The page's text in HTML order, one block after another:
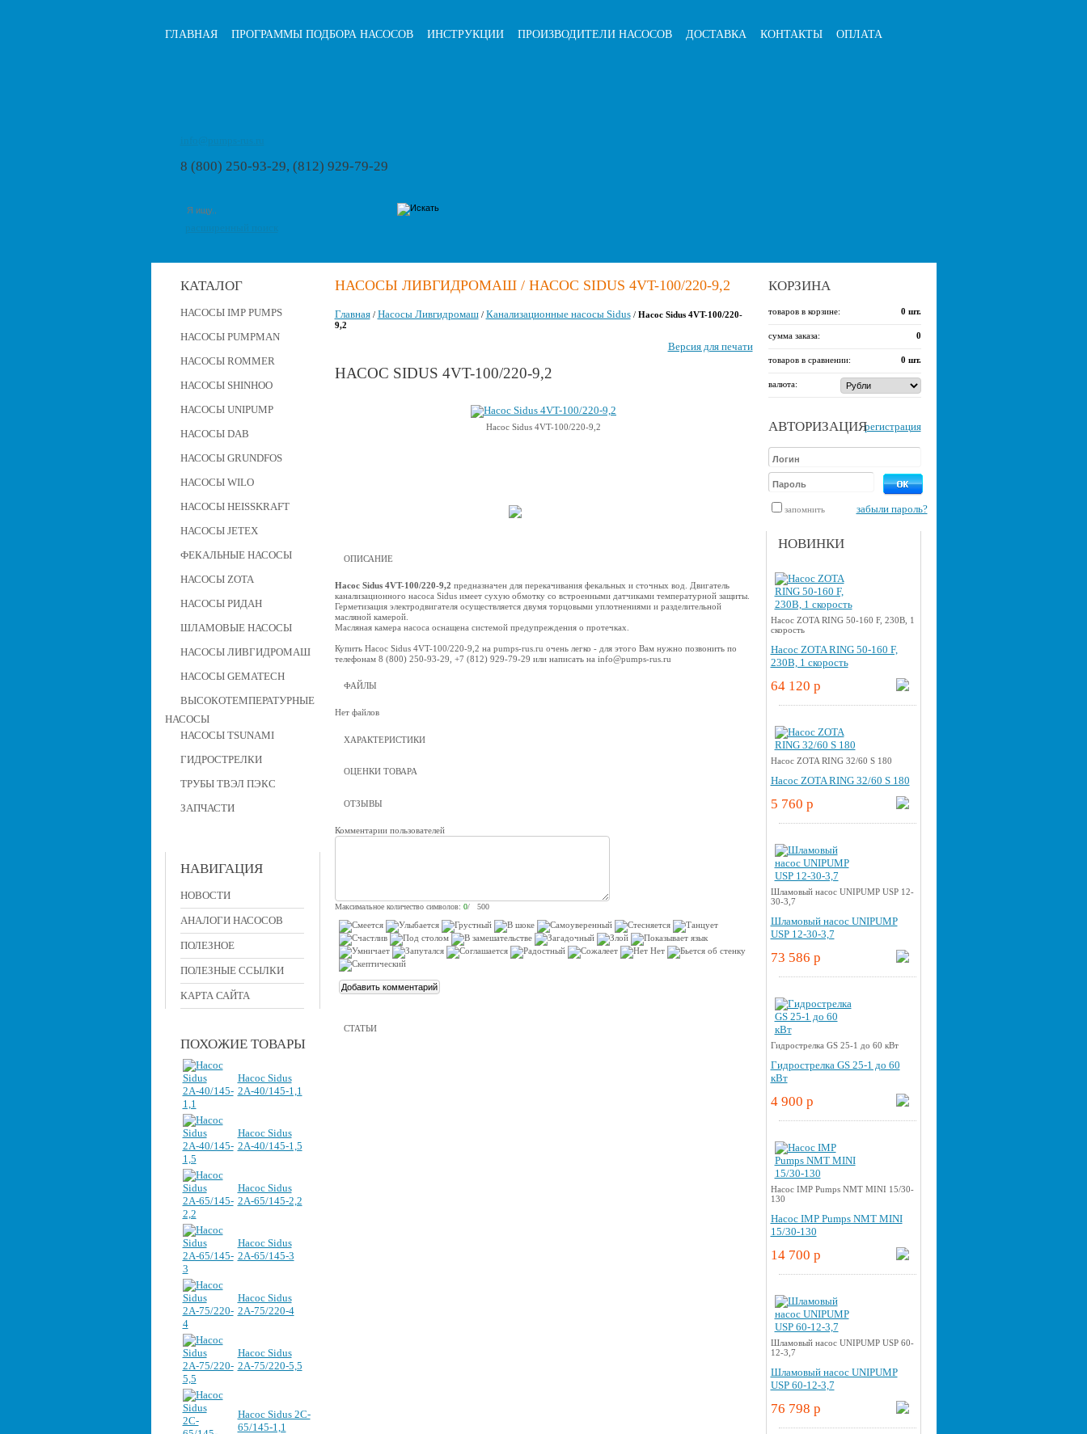
ГЛАВНАЯ ПРОГРАММЫ ПОДБОРА НАСОСОВ ИНСТРУКЦИИ ПРОИЗВОДИТЕЛИ НАСОСОВ ДОСТАВКА КОНТАКТЫ ОПЛАТА
8 (800) 250-93-29, (812) 929-79-29
КАТАЛОГ
НАСОСЫ IMP PUMPS
НАСОСЫ PUMPMAN
НАСОСЫ ROMMER
НАСОСЫ SHINHOO
НАСОСЫ UNIPUMP
НАСОСЫ DAB
НАСОСЫ GRUNDFOS
НАСОСЫ WILO
НАСОСЫ HEISSKRAFT
НАСОСЫ JETEX
ФЕКАЛЬНЫЕ НАСОСЫ
НАСОСЫ ZOTA
НАСОСЫ РИДАН
ШЛАМОВЫЕ НАСОСЫ
НАСОСЫ ЛИВГИДРОМАШ
НАСОСЫ GEMATECH
ВЫСОКОТЕМПЕРАТУРНЫЕ
НАСОСЫ
НАСОСЫ TSUNAMI
ГИДРОСТРЕЛКИ
ТРУБЫ ТВЭЛ ПЭКС
ЗАПЧАСТИ
НАВИГАЦИЯ
НОВОСТИ
АНАЛОГИ НАСОСОВ
ПОЛЕЗНОЕ
ПОЛЕЗНЫЕ ССЫЛКИ
КАРТА САЙТА
ПОХОЖИЕ ТОВАРЫ
Насос Sidus
2А-40/145-1,1
Насос Sidus
2А-40/145-1,5
Насос Sidus
2А-65/145-2,2
Насос Sidus
2А-65/145-3
Насос Sidus
2А-75/220-4
Насос Sidus
2А-75/220-5,5
Насос Sidus 2C-
65/145-1,1
КОРЗИНА
товаров в корзине: 0 шт.
сумма заказа: 0
товаров в сравнении: 0 шт.
валюта:
АВТОРИЗАЦИЯрегистрация
запомнить забыли пароль?
НОВИНКИ
Насос ZOTA RING 50-160 F, 230В, 1
скорость
Насос ZOTA RING 50-160 F,
230В, 1 скорость
64 120 p
Насос ZOTA RING 32/60 S 180
Насос ZOTA RING 32/60 S 180
5 760 p
Шламовый насос UNIPUMP USP 12-
30-3,7
Шламовый насос UNIPUMP
USP 12-30-3,7
73 586 p
Гидрострелка GS 25-1 до 60 кВт
Гидрострелка GS 25-1 до 60
кВт
4 900 p
Насос IMP Pumps NMT MINI 15/30-
130
Насос IMP Pumps NMT MINI
15/30-130
14 700 p
Шламовый насос UNIPUMP USP 60-
12-3,7
Шламовый насос UNIPUMP
USP 60-12-3,7
76 798 p
НАСОСЫ ЛИВГИДРОМАШ / НАСОС SIDUS 4VT-100/220-9,2
Главная/ Насосы Ливгидромаш/ Канализационные насосы Sidus/ Насос Sidus 4VT-100/220-
9,2
Версия для печати
НАСОС SIDUS 4VT-100/220-9,2
Насос Sidus 4VT-100/220-9,2
ОПИСАНИЕ
Насос Sidus 4VT-100/220-9,2 предназначен для перекачивания фекальных и сточных вод. Двигатель
канализационного насоса Sidus имеет сухую обмотку со встроенными датчиками температурной защиты.
Герметизация электродвигателя осуществляется двумя торцовыми уплотнениями и разделительной
масляной камерой.
Масляная камера насоса оснащена системой предупреждения о протечках.
Купить Насос Sidus 4VT-100/220-9,2 на pumps-rus.ru очень легко - для этого Вам нужно позвонить по
телефонам 8 (800) 250-93-29, +7 (812) 929-79-29 или написать на info@pumps-rus.ru
ФАЙЛЫ
Нет файлов
ХАРАКТЕРИСТИКИ
ОЦЕНКИ ТОВАРА
ОТЗЫВЫ
Комментарии пользователей
Максимальное количество символов: 0/ 500
СТАТЬИ